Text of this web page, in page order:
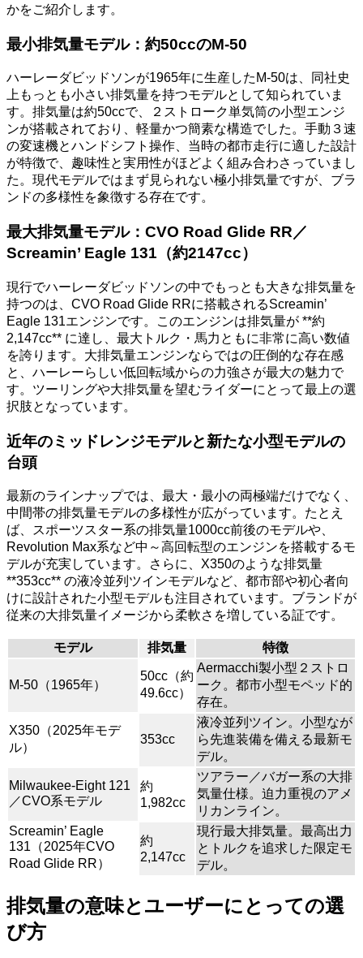
かをご紹介します。
最小排気量モデル：約50ccのM-50
ハーレーダビッドソンが1965年に生産したM-50は、同社史
上もっとも小さい排気量を持つモデルとして知られていま
す。排気量は約50ccで、２ストローク単気筒の小型エンジ
ンが搭載されており、軽量かつ簡素な構造でした。手動３速
の変速機とハンドシフト操作、当時の都市走行に適した設計
が特徴で、趣味性と実用性がほどよく組み合わさっていまし
た。現代モデルではまず見られない極小排気量ですが、ブラ
ンドの多様性を象徴する存在です。
最大排気量モデル：CVO Road Glide RR／
Screamin’ Eagle 131（約2147cc）
現行でハーレーダビッドソンの中でもっとも大きな排気量を
持つのは、CVO Road Glide RRに搭載されるScreamin’
Eagle 131エンジンです。このエンジンは排気量が **約
2,147cc** に達し、最大トルク・馬力ともに非常に高い数値
を誇ります。大排気量エンジンならではの圧倒的な存在感
と、ハーレーらしい低回転域からの力強さが最大の魅力で
す。ツーリングや大排気量を望むライダーにとって最上の選
択肢となっています。
近年のミッドレンジモデルと新たな小型モデルの
台頭
最新のラインナップでは、最大・最小の両極端だけでなく、
中間帯の排気量モデルの多様性が広がっています。たとえ
ば、スポーツスター系の排気量1000cc前後のモデルや、
Revolution Max系など中～高回転型のエンジンを搭載するモ
デルが充実しています。さらに、X350のような排気量
**353cc** の液冷並列ツインモデルなど、都市部や初心者向
けに設計された小型モデルも注目されています。ブランドが
従来の大排気量イメージから柔軟さを増している証です。
モデル 排気量 特徴
M-50（1965年）
50cc（約
49.6cc）
Aermacchi製小型２ストロ
ーク。都市小型モペッド的
存在。
X350（2025年モデ
ル）
353cc
液冷並列ツイン。小型なが
ら先進装備を備える最新モ
デル。
Milwaukee-Eight 121
／CVO系モデル
約
1,982cc
ツアラー／バガー系の大排
気量仕様。迫力重視のアメ
リカンライン。
Screamin’ Eagle
131（2025年CVO
Road Glide RR）
約
2,147cc
現行最大排気量。最高出力
とトルクを追求した限定モ
デル。
排気量の意味とユーザーにとっての選
び方